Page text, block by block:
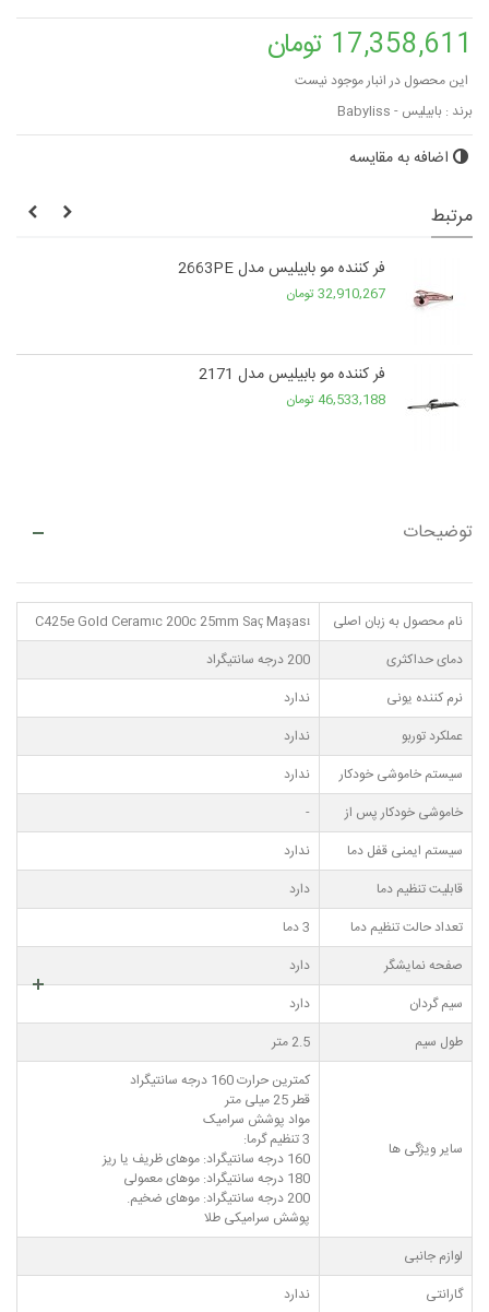
17,358,611 تومان
این محصول در انبار موجود نیست
برند : بابیلیس - Babyliss
اضافه به مقایسه
مرتبط
فر کننده مو بابیلیس مدل 2663PE
32,910,267 تومان
فر کننده مو بابیلیس مدل 2171
46,533,188 تومان
توضیحات
نام محصول به زبان اصلی
C425e Gold Ceramıc 200c 25mm Saç Maşası
دمای حداکثری
200 درجه سانتیگراد
نرم کننده یونی
ندارد
عملکرد توربو
ندارد
سیستم خاموشی خودکار
ندارد
خاموشی خودکار پس از
-
سیستم ایمنی قفل دما
ندارد
قابلیت تنظیم دما
دارد
تعداد حالت تنظیم دما
3 دما
صفحه نمایشگر
دارد
سیم گردان
دارد
طول سیم
2.5 متر
سایر ویژگی ها
کمترین حرارت 160 درجه سانتیگراد
قطر 25 میلی متر
مواد پوشش سرامیک
3 تنظیم گرما:
160 درجه سانتیگراد: موهای ظریف یا ریز
180 درجه سانتیگراد: موهای معمولی
200 درجه سانتیگراد: موهای ضخیم.
پوشش سرامیکی طلا
لوازم جانبی
گارانتی
ندارد